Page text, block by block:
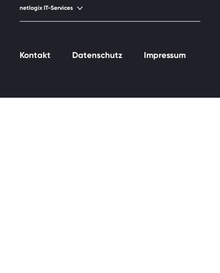
netlogix IT-Services
Kontakt Datenschutz Impressum